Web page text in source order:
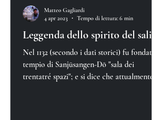
Leggenda dello spirito del salice
Nel 1132 (secondo i dati storici) fu fondato il
tempio di Sanjūsangen-Dō "sala dei
trentatré spazi"; e si dice che attualmente
Matteo Gagliardi
4 apr 2023
Tempo di lettura: 6 min